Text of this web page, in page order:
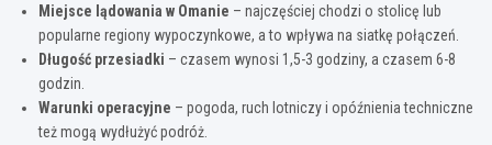
Miejsce lądowania w Omanie – najczęściej chodzi o stolicę lub
popularne regiony wypoczynkowe, a to wpływa na siatkę połączeń.
Długość przesiadki – czasem wynosi 1,5-3 godziny, a czasem 6-8
godzin.
Warunki operacyjne – pogoda, ruch lotniczy i opóźnienia techniczne
też mogą wydłużyć podróż.